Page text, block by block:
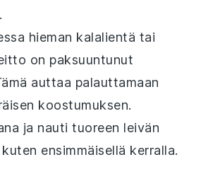
hieman kalalientä tai
on paksuuntunut
auttaa palauttamaan
koostumuksen.
ja nauti tuoreen leivän
ensimmäisellä kerralla.